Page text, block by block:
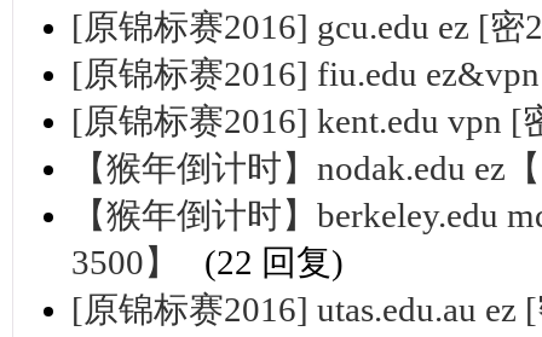
[原锦标赛2016] gcu.edu ez [
[原锦标赛2016] fiu.edu
[原锦标赛2016] kent.edu vpn
【猴年倒计时】nodak.edu ez
【猴年倒计时】berkeley.edu
3500】
(22 回复)
[原锦标赛2016] utas.edu.au